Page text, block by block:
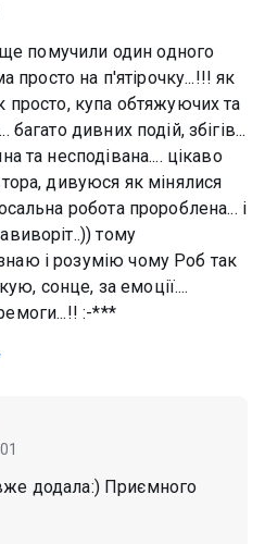
помучили один одного
просто на п'ятірочку...!!! як
купа обтяжуючих та
дивних подій, збігів...
та несподівана.... цікаво
дивуюся як мінялися
робота пророблена... і
тому
і розумію чому Роб так
сонце, за емоції....
:-***
додала:) Приємного